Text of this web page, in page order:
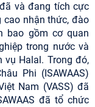
và đang tích cực
cao nhận thức, đào
bao gồm cơ quan
trong nước và
vụ Halal. Trong đó,
Phi (ISAWAAS)
Nam (VASS) đã
đã tổ chức